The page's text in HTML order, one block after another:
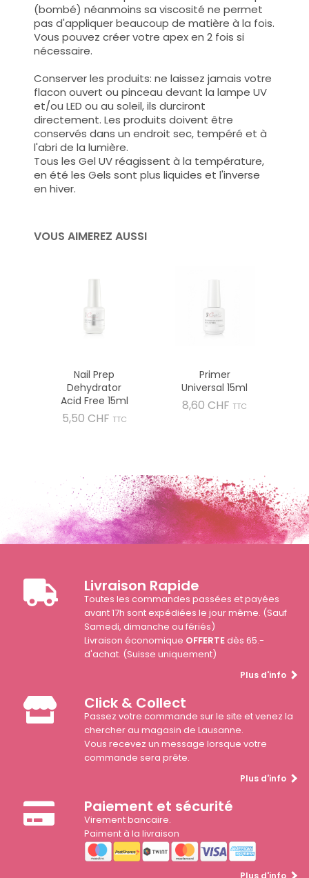
(bombé) néanmoins sa viscosité ne permet
pas d'appliquer beaucoup de matière à la fois.
Vous pouvez créer votre apex en 2 fois si
nécessaire.
Conserver les produits: ne laissez jamais votre
flacon ouvert ou pinceau devant la lampe UV
et/ou LED ou au soleil, ils durciront
directement. Les produits doivent être
conservés dans un endroit sec, tempéré et à
l'abri de la lumière.
Tous les Gel UV réagissent à la température,
en été les Gels sont plus liquides et l'inverse
en hiver.
VOUS AIMEREZ AUSSI
Nail Prep
Dehydrator
Acid Free 15ml
5,50 CHF Prix
TTC
Primer
Universal 15ml
8,60 CHF Prix
TTC
Livraison Rapide
Toutes les commandes passées et payées
avant 17h sont expédiées le jour même. (Sauf
Samedi, dimanche ou fériés)
Livraison économique OFFERTEdès 65.-
d'achat. (Suisse uniquement)
Plus d'info
Click & Collect
Passez votre commande sur le site et venez la
chercher au magasin de Lausanne.
Vous recevez un message lorsque votre
commande sera prête.
Plus d'info
Paiement et sécurité
Virement bancaire.
Paiment à la livraison
Plus d'info